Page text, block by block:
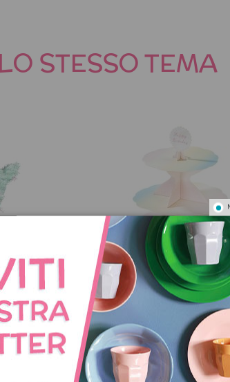
STESSO TEMA
Sirena Alzatina per dolci fai da te
toppers
21,50 €